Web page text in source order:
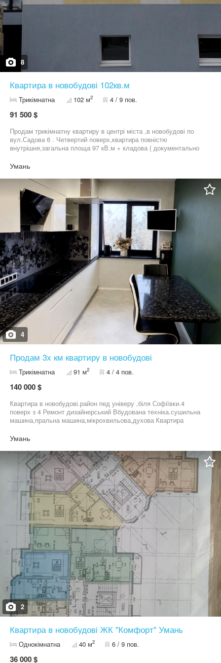
8
Квартира в новобудові 102кв.м
Трикімнатна 102 м2 4 / 9 пов.
91 500 $
Продам трикімнатну квартиру в центрі міста ,в новобудові по
вул.Садова 6 . Четвертий поверх,квартира повністю
внутрішня,загальна площа 97 кВ.м + кладова ( документально
забудовника,документально готова до переоформлення. 9OО$
Володимир
Умань
4
Продам 3х км квартиру в новобудові
Трикімнатна 91 м2 4 / 4 пов.
140 000 $
Квартира в новобудові.район пед універу ,біля Софіївки.4
поверх з 4 Ремонт дизайнерський Вбудована техніка.сушильна
машина,пральна машина,мікрохвильова,духова Квартира
Умань
2
Квартира в новобудові ЖК "Комфорт" Умань
Однокімнатна 40 м2 6 / 9 пов.
36 000 $